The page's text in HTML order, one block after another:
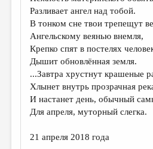
КНИЖНАЯ ПОЛКА
ОБЗОР ЛИТЕРАТУРЫ
СТРАНИЦЫ ПАМЯТИ
ОБЪЯВЛЕНИЯ
КОЛОНКА РЕДАКТОРА
Разливает ангел над тобой.
В тонком сне твои трепещут
Ангельскому веянью внемля,
Крепко спят в постелях
Дышит обновлённая земля.
...Завтра хрустнут крашеные
Хлынет внутрь прозрачная
И настанет день, обычный
Для апреля, муторный слегка.
21 апреля 2018 года